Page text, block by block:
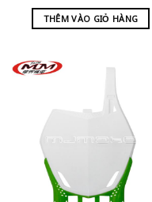
THÊM VÀO GIỎ HÀNG